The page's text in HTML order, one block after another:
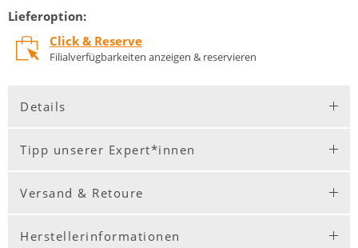
Lieferoption:
Click & Reserve
Filialverfügbarkeiten anzeigen & reservieren
Details
Tipp unserer Expert*innen
Versand & Retoure
Herstellerinformationen